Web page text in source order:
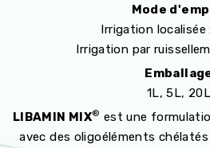
Mode
Irrigation localisée
Irrigation par
1L, 5L, 20L
LIBAMIN MIX® est une
avec des oligoéléments